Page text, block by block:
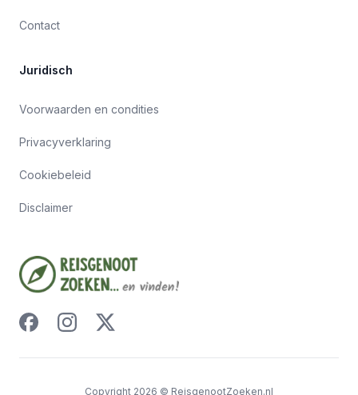
Contact
Juridisch
Voorwaarden en condities
Privacyverklaring
Cookiebeleid
Disclaimer
Copyright 2026 © ReisgenootZoeken.nl